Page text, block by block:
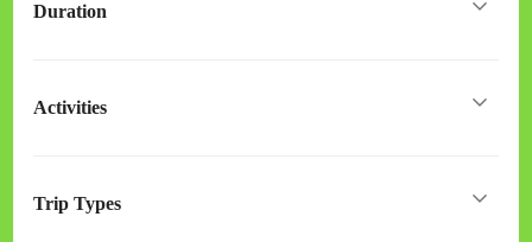
Duration
Activities
Trip Types